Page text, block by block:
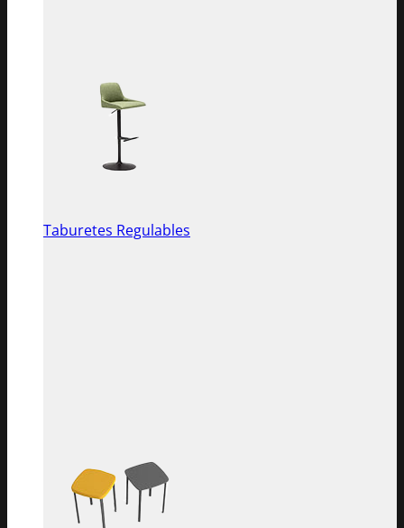
Taburetes Regulables